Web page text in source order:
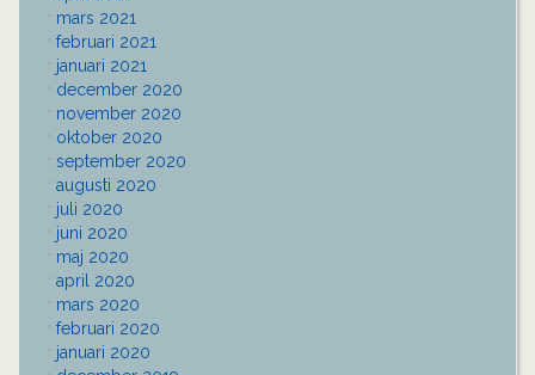
mars 2021
februari 2021
januari 2021
december 2020
november 2020
oktober 2020
september 2020
augusti 2020
juli 2020
juni 2020
maj 2020
april 2020
mars 2020
februari 2020
januari 2020